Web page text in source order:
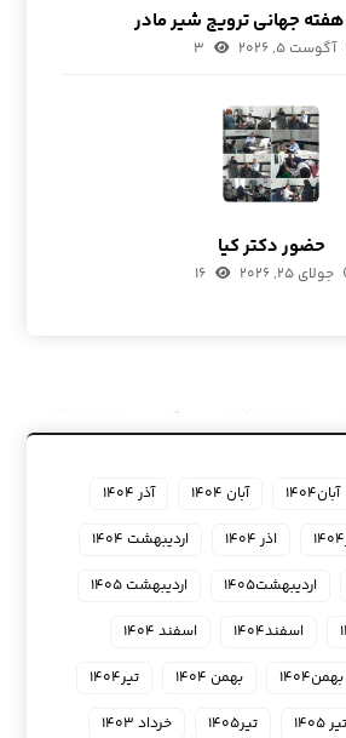
جهانی ترویج شیر مادر
آگوست ۵, ۲۰۲۶ ۳
حضور دکتر کیا
جولای ۲۵, ۲۰۲۶ ۱۶
آبان۱۴۰۴ آبان ۱۴۰۴
آذر ۱۴۰۴
اذر ۱۴۰۴
اردیبهشت ۱۴۰۴
اردیبهشت۱۴۰۵
اردیبهشت ۱۴۰۵
اسفند۱۴۰۴
اسفند ۱۴۰۴
بهمن۱۴۰۴ بهمن ۱۴۰۴
تیر۱۴۰۴
تیر ۱۴۰۵ تیر۱۴۰۵ خرداد ۱۴۰۳